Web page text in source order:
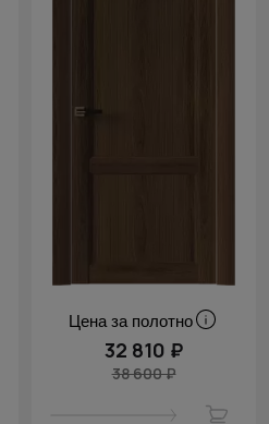
Цена за полотно
32 810 ₽
38 600 ₽